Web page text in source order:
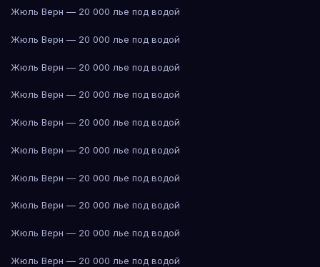
Жюль Верн — 20 000 лье под водой
Жюль Верн — 20 000 лье под водой
Жюль Верн — 20 000 лье под водой
Жюль Верн — 20 000 лье под водой
Жюль Верн — 20 000 лье под водой
Жюль Верн — 20 000 лье под водой
Жюль Верн — 20 000 лье под водой
Жюль Верн — 20 000 лье под водой
Жюль Верн — 20 000 лье под водой
Жюль Верн — 20 000 лье под водой